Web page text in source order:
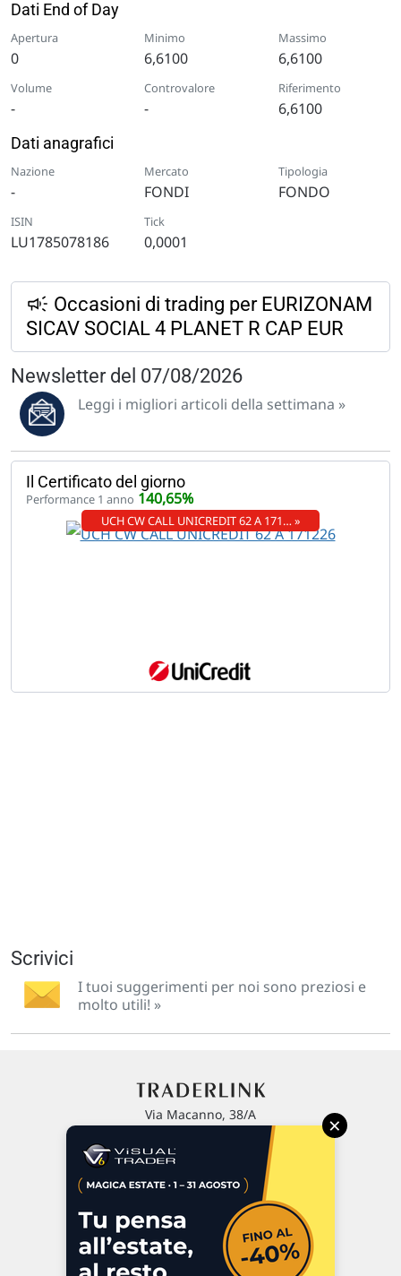
Dati End of Day
Apertura
0
Minimo
6,6100
Massimo
6,6100
Volume
-
Controvalore
-
Riferimento
6,6100
Dati anagrafici
Nazione
-
Mercato
FONDI
Tipologia
FONDO
ISIN
LU1785078186
Tick
0,0001
Occasioni di trading per EURIZONAM
SICAV SOCIAL 4 PLANET R CAP EUR
Newsletter del 07/08/2026
Leggi i migliori articoli della settimana »
Il Certificato del giorno
Performance 1 anno 140,65%
UCH CW CALL UNICREDIT 62 A 171… »
Scrivici
I tuoi suggerimenti per noi sono preziosi e
molto utili! »
Via Macanno, 38/A
P.IVA 02 452 460 401
Commenti e segnalazioni
Contattaci
×